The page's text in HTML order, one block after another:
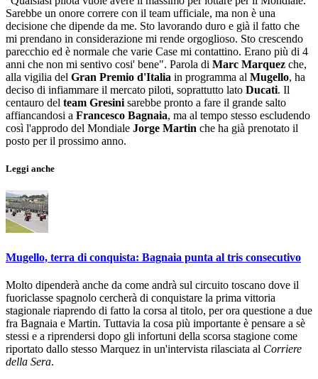
Sarebbe un onore correre con il team ufficiale, ma non è una
decisione che dipende da me. Sto lavorando duro e già il fatto che
mi prendano in considerazione mi rende orgoglioso. Sto crescendo
parecchio ed è normale che varie Case mi contattino. Erano più di 4
anni che non mi sentivo cosi' bene". Parola di Marc Marquez che,
alla vigilia del Gran Premio d'Italia in programma al Mugello, ha
deciso di infiammare il mercato piloti, soprattutto lato Ducati. Il
centauro del team Gresini sarebbe pronto a fare il grande salto
affiancandosi a Francesco Bagnaia, ma al tempo stesso escludendo
così l'approdo del Mondiale Jorge Martin che ha già prenotato il
posto per il prossimo anno.
Leggi anche
Mugello, terra di conquista: Bagnaia punta al tris consecutivo
Molto dipenderà anche da come andrà sul circuito toscano dove il
fuoriclasse spagnolo cercherà di conquistare la prima vittoria
stagionale riaprendo di fatto la corsa al titolo, per ora questione a due
fra Bagnaia e Martin. Tuttavia la cosa più importante è pensare a sè
stessi e a riprendersi dopo gli infortuni della scorsa stagione come
riportato dallo stesso Marquez in un'intervista rilasciata al Corriere
della Sera.